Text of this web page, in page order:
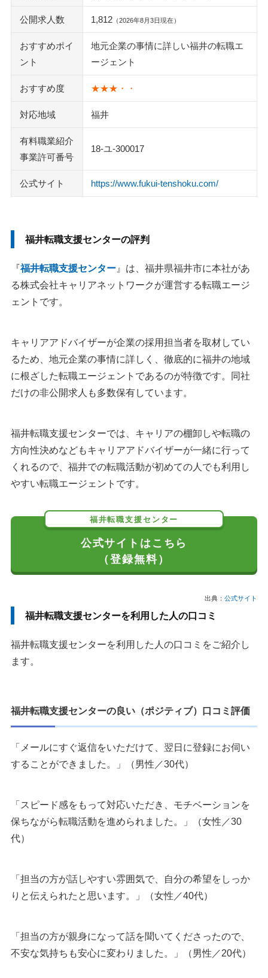
公開求人数 1,812 （2026年8月3日現在）
おすすめポイ
ント
地元企業の事情に詳しい福井の転職エ
ージェント
おすすめ度 ★★★・・
対応地域 福井
有料職業紹介
事業許可番号
18-ユ-300017
公式サイト https://www.fukui-tenshoku.com/
福井転職支援センターの評判
『福井転職支援センター 』は、福井県福井市に本社があ
る株式会社キャリアネットワークが運営する転職エージ
ェントです。
キャリアアドバイザーが企業の採用担当者を取材してい
るため、地元企業の事情に詳しく、徹底的に福井の地域
に根ざした転職エージェントであるのが特徴です。同社
だけの非公開求人も多数保有しています。
福井転職支援センターでは、キャリアの棚卸しや転職の
方向性決めなどもキャリアアドバイザーが一緒に行って
くれるので、福井での転職活動が初めての人でも利用し
やすい転職エージェントです。
福井転職支援センター
公式サイトはこちら
（登録無料）
出典： 公式サイト
福井転職支援センターを利用した人の口コミ
福井転職支援センターを利用した人の口コミをご紹介し
ます。
福井転職支援センターの良い（ポジティブ）口コミ評価
「メールにすぐ返信をいただけて、翌日に登録にお伺い
することができました。」（男性／30代）
「スピード感をもって対応いただき、モチベーションを
保ちながら転職活動を進められました。」（女性／30
代）
「担当の方が話しやすい雰囲気で、自分の希望をしっか
りと伝えられたと思います。」（女性／40代）
「担当の方が親身になって話を聞いてくださったので、
不安な気持ちも安心に変わりました。」（男性／20代）